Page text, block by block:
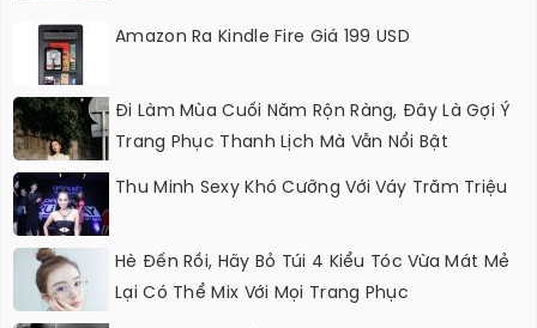
Amazon Ra Kindle Fire Giá 199 USD
Đi Làm Mùa Cuối Năm Rộn Ràng, Đây Là Gợi Ý
Trang Phục Thanh Lịch Mà Vẫn Nổi Bật
Thu Minh Sexy Khó Cưỡng Với Váy Trăm Triệu
Hè Đến Rồi, Hãy Bỏ Túi 4 Kiểu Tóc Vừa Mát Mẻ
Lại Có Thể Mix Với Mọi Trang Phục